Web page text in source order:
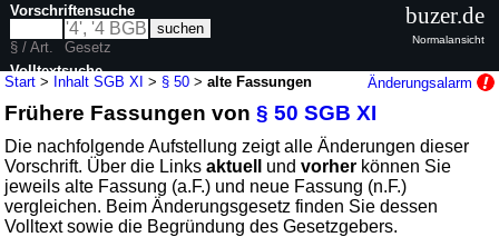
Start > Inhalt SGB XI > § 50 >alte Fassungen Änderungsalarm
Frühere Fassungen von§ 50 SGB XI
Die nachfolgende Aufstellung zeigt alle Änderungen dieser
Vorschrift. Über die Linksaktuell undvorher können Sie
jeweils alte Fassung (a.F.) und neue Fassung (n.F.)
vergleichen. Beim Änderungsgesetz finden Sie dessen
Volltext sowie die Begründung des Gesetzgebers.
Vorschriftensuche
§ / Art.
Gesetz
Volltextsuche
nur in SGB XI
buzer.de
Normalansicht